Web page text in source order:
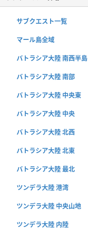
サブクエスト一覧
マール島全域
バトラシア大陸 南西半島
バトラシア大陸 南部
バトラシア大陸 中央東
バトラシア大陸 中央
バトラシア大陸 北西
バトラシア大陸 北東
バトラシア大陸 最北
ツンデラ大陸 港湾
ツンデラ大陸 中央山地
ツンデラ大陸 内陸